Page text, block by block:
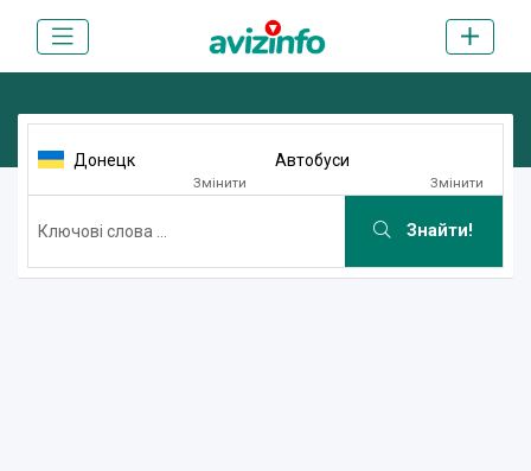
Донецк
Змінити
Aвтобуси
Змінити
Знайти!